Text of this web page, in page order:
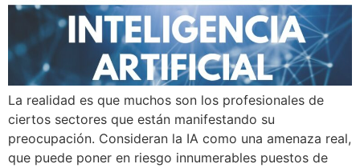
La realidad es que muchos son los profesionales de
ciertos sectores que están manifestando su
preocupación. Consideran la IA como una amenaza real,
que puede poner en riesgo innumerables puestos de